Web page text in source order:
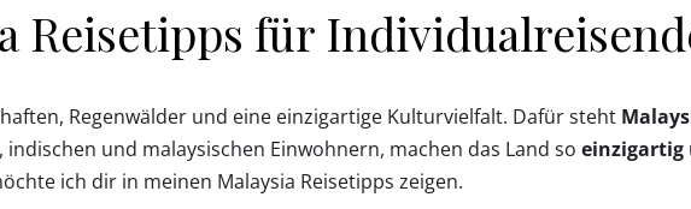
Reisetipps für
Regenwälder und eine einzigartige Kulturvielfalt. Dafür steht
indischen und malaysischen Einwohnern, machen das Land so einzigartig
ich dir in meinen Malaysia Reisetipps zeigen.